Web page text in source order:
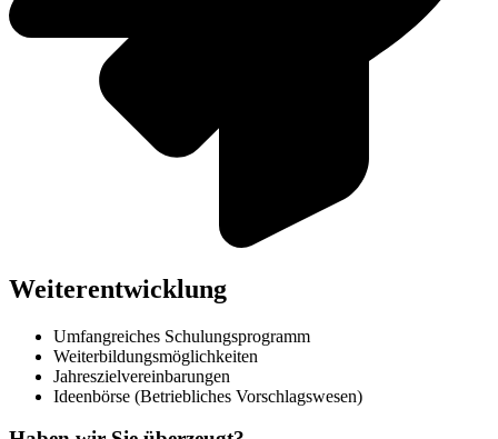
Weiterentwicklung
Umfangreiches Schulungsprogramm
Weiterbildungsmöglichkeiten
Jahreszielvereinbarungen
Ideenbörse (Betriebliches Vorschlagswesen)